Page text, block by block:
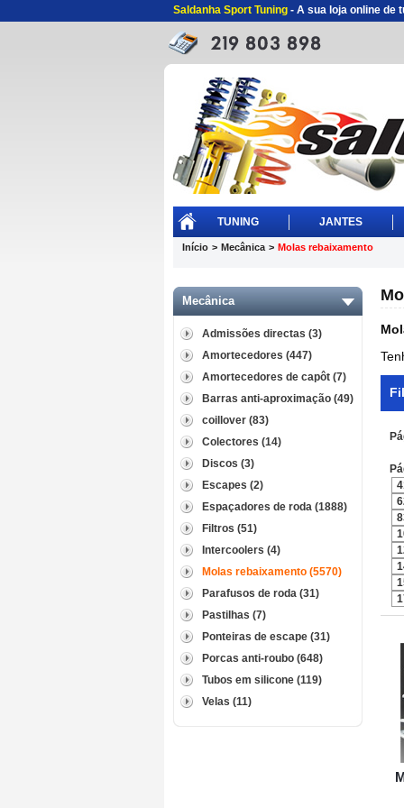
Saldanha Sport Tuning - A sua loja online de
TUNING JANTES
Início > Mecânica > Molas rebaixamento
Mecânica
Admissões directas (3)
Amortecedores (447)
Amortecedores de capôt (7)
Barras anti-aproximação (49)
coillover (83)
Colectores (14)
Discos (3)
Escapes (2)
Espaçadores de roda (1888)
Filtros (51)
Intercoolers (4)
Molas rebaixamento (5570)
Parafusos de roda (31)
Pastilhas (7)
Ponteiras de escape (31)
Porcas anti-roubo (648)
Tubos em silicone (119)
Velas (11)